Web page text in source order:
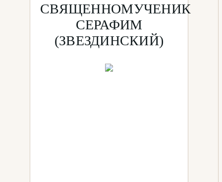
СВЯЩЕННОМУЧЕНИК
СЕРАФИМ
(ЗВЕЗДИНСКИЙ)